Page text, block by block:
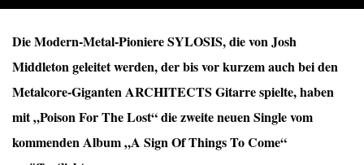
Die Modern-Metal-Pioniere SYLOSIS, die von Josh
Middleton geleitet werden, der bis vor kurzem auch bei den
Metalcore-Giganten ARCHITECTS Gitarre spielte, haben
mit „Poison For The Lost“ die zweite neuen Single vom
kommenden Album „A Sign Of Things To Come“